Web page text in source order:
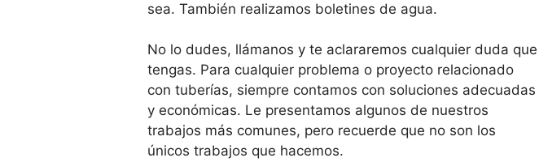
sea. También realizamos boletines de agua.
No lo dudes, llámanos y te aclararemos cualquier duda que
tengas. Para cualquier problema o proyecto relacionado
con tuberías, siempre contamos con soluciones adecuadas
y económicas. Le presentamos algunos de nuestros
trabajos más comunes, pero recuerde que no son los
únicos trabajos que hacemos.